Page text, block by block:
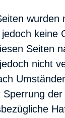
keine
Seiten
nicht